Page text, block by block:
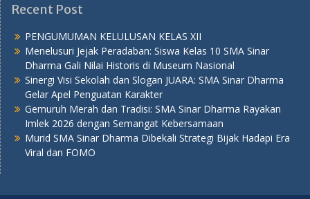
Recent Post
PENGUMUMAN KELULUSAN KELAS XII
Menelusuri Jejak Peradaban: Siswa Kelas 10 SMA Sinar
Dharma Gali Nilai Historis di Museum Nasional
Sinergi Visi Sekolah dan Slogan JUARA: SMA Sinar Dharma
Gelar Apel Penguatan Karakter
Gemuruh Merah dan Tradisi: SMA Sinar Dharma Rayakan
Imlek 2026 dengan Semangat Kebersamaan
Murid SMA Sinar Dharma Dibekali Strategi Bijak Hadapi Era
Viral dan FOMO